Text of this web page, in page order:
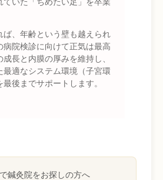
ていた「ちめたい足」を卒業
ば、年齢という壁も越えられ
病院検診に向けて正気は最高
長と内膜の厚みを維持し、
最適なシステム環境（子宮環
後までサポートします。
鍼灸院をお探しの方へ